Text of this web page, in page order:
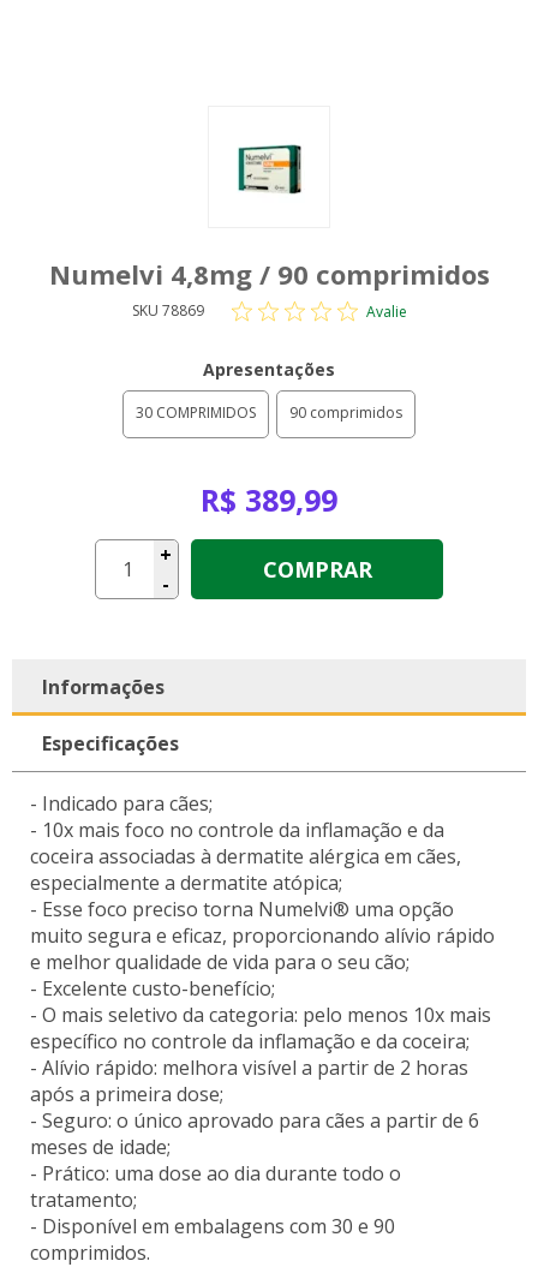
Numelvi 4,8mg / 90 comprimidos
SKU 78869 Avalie
Apresentações
30 COMPRIMIDOS 90 comprimidos
R$ 389,99
+
-
COMPRAR
Informações
Especificações
- Indicado para cães;
- 10x mais foco no controle da inflamação e da
coceira associadas à dermatite alérgica em cães,
especialmente a dermatite atópica;
- Esse foco preciso torna Numelvi® uma opção
muito segura e eficaz, proporcionando alívio rápido
e melhor qualidade de vida para o seu cão;
- Excelente custo-benefício;
- O mais seletivo da categoria: pelo menos 10x mais
específico no controle da inflamação e da coceira;
- Alívio rápido: melhora visível a partir de 2 horas
após a primeira dose;
- Seguro: o único aprovado para cães a partir de 6
meses de idade;
- Prático: uma dose ao dia durante todo o
tratamento;
- Disponível em embalagens com 30 e 90
comprimidos.